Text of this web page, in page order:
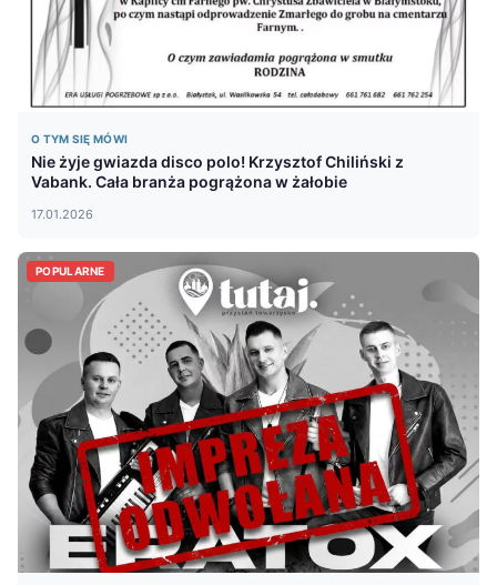
O TYM SIĘ MÓWI
Nie żyje gwiazda disco polo! Krzysztof Chiliński z
Vabank. Cała branża pogrążona w żałobie
17.01.2026
POPULARNE